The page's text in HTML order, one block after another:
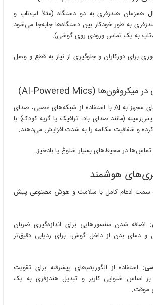
همزمان هندزفری به دو دستگاه (مثلاً لپ‌تاپ و
به طور خودکار بین دستگاه‌ها جابه‌جا می‌شود
به یک تماس ورودی روی گوشی).
برای دورکاران و جلوگیری از نیاز به قطع و وصل
میکروفون‌های مجهز به AI با استفاده از شبکه‌های عصبی، صدای
پس‌زمینه (مانند صدای باد، ترافیک یا گریه کودک) با
و شفافیت مکالمه را به شدت افزایش می‌دهند.
در محیط‌های بسیار شلوغ یا بادخیز.
سمت ادغام کامل با سلامت و هوش مصنوعی پیش
اضافه شدن سنسورهایی برای اندازه‌گیری ضربان
دمای بدن از داخل گوش، برای ردیابی دقیق‌تر
استفاده از الگوریتم‌های پیشرفته برای تقویت
اساس شنوایی کاربر و تبدیل هندزفری به یک
موقت.